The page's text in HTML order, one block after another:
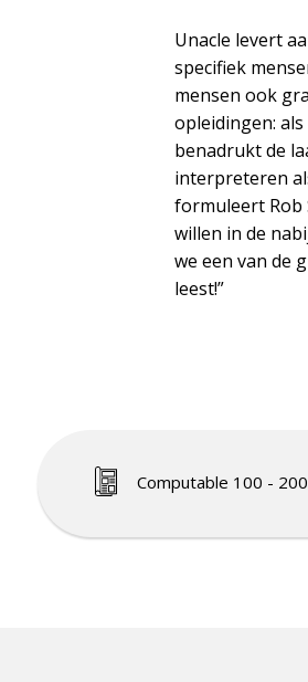
Unacle levert
specifiek
mensen ook
opleidingen:
benadrukt de
interpreteren
formuleert Rob
willen in de
we een van de
leest!”
Computable 100 -